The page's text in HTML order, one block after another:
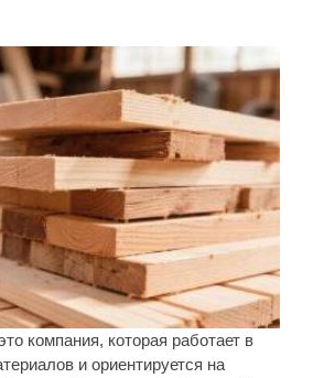
компания, которая работает в
и ориентируется на